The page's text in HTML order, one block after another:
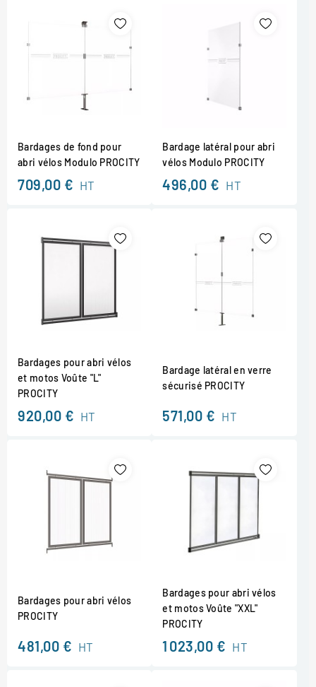
Bardages de fond pour
abri vélos Modulo PROCITY
709,00 € HT
Bardage latéral pour abri
vélos Modulo PROCITY
496,00 € HT
Bardages pour abri vélos
et motos Voûte "L"
PROCITY
920,00 € HT
Bardage latéral en verre
sécurisé PROCITY
571,00 € HT
Bardages pour abri vélos
PROCITY
481,00 € HT
Bardages pour abri vélos
et motos Voûte "XXL"
PROCITY
1 023,00 € HT